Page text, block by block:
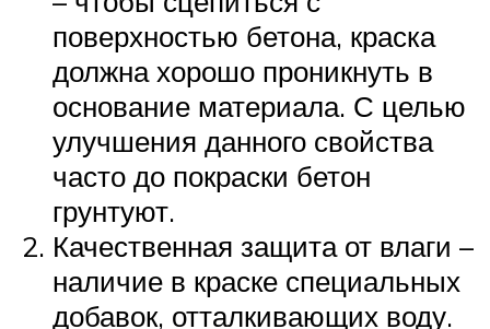
поверхностью бетона, краска
должна хорошо проникнуть в
основание материала. С целью
улучшения данного свойства
часто до покраски бетон
грунтуют.
Качественная защита от влаги –
наличие в краске специальных
добавок, отталкивающих воду.